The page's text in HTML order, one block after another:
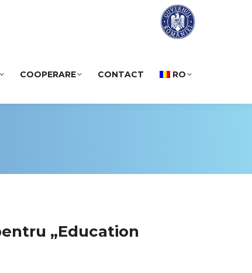
COOPERARE CONTACT RO
„Education